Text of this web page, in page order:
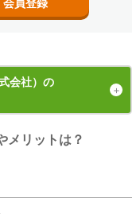
会員登録
会社） の
構成）
メリットは？